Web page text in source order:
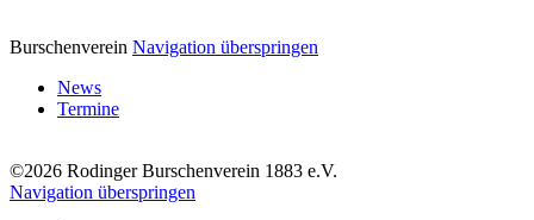
Burschenverein Navigation überspringen
News
Termine
©2026 Rodinger Burschenverein 1883 e.V.
Navigation überspringen